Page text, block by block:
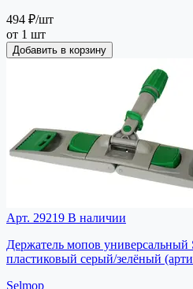
494 ₽/шт
от 1 шт
Добавить в корзину
Арт. 29219 В наличии
Держатель мопов универсальный
пластиковый серый/зелёный
Selmop